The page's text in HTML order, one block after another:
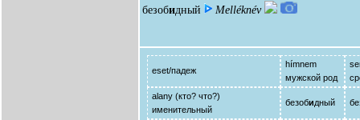
безобидный Melléknév
eset/падеж
hímnem
мужской род
alany (кто? что?)
именительный
безобидный